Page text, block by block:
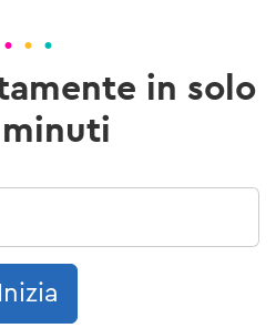
· · ·
in solo
Inizia